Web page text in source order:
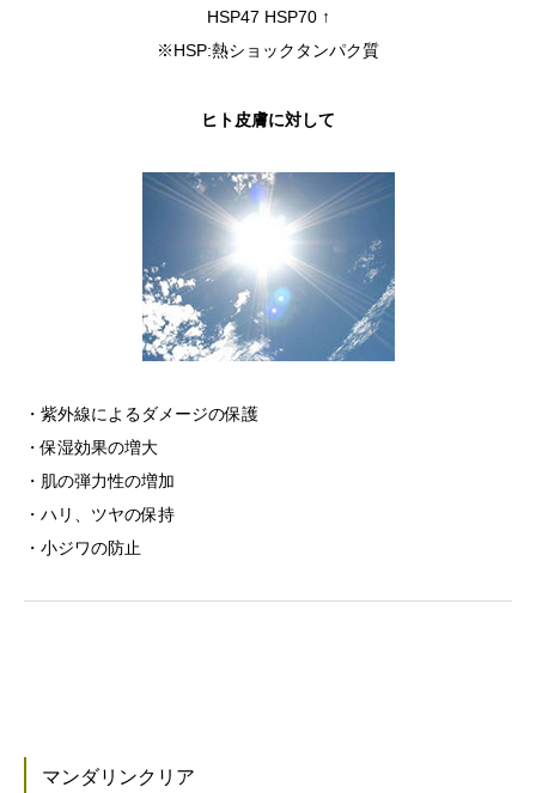
HSP47 HSP70 ↑
※HSP:熱ショックタンパク質
ヒト皮膚に対して
・紫外線によるダメージの保護
・保湿効果の増大
・肌の弾力性の増加
・ハリ、ツヤの保持
・小ジワの防止
マンダリンクリア